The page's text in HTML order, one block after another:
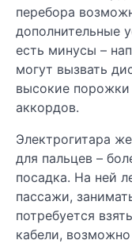
перебора
дополнительные
есть минусы –
могут вызвать
высокие
аккордов.
Электрогитара
для пальцев –
посадка. На ней
пассажи,
потребуется
кабели,